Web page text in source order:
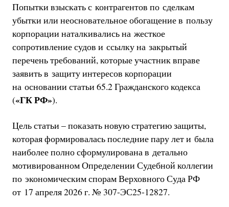
Попытки взыскать с контрагентов по сделкам
убытки или неосновательное обогащение в пользу
корпорации наталкивались на жесткое
сопротивление судов и ссылку на закрытый
перечень требований, которые участник вправе
заявить в защиту интересов корпорации
на основании статьи 65.2 Гражданского кодекса
(«ГК РФ»).
Цель статьи – показать новую стратегию защиты,
которая формировалась последние пару лет и была
наиболее полно сформулирована в детально
мотивированном Определении Судебной коллегии
по экономическим спорам Верховного Суда РФ
от 17 апреля 2026 г. № 307-ЭС25-12827.